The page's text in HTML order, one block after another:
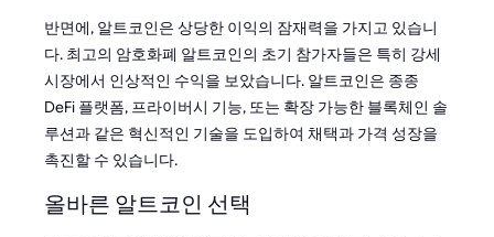
반면에, 알트코인은 상당한 이익의 잠재력을 가지고 있습니
다. 최고의 암호화폐 알트코인의 초기 참가자들은 특히 강세
시장에서 인상적인 수익을 보았습니다. 알트코인은 종종
DeFi 플랫폼, 프라이버시 기능, 또는 확장 가능한 블록체인 솔
루션과 같은 혁신적인 기술을 도입하여 채택과 가격 성장을
촉진할 수 있습니다.
올바른 알트코인 선택